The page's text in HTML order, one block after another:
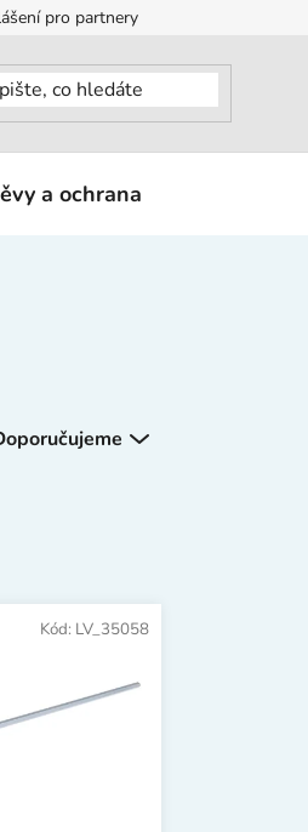
pro partnery
a ochrana
Kód: LV_35058